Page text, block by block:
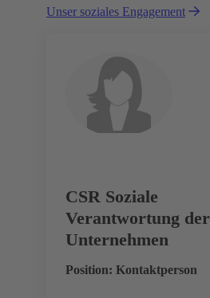
Zukunft.
Unser soziales Engagement
CSR Soziale
Verantwortung der
Unternehmen
Position: Kontaktperson